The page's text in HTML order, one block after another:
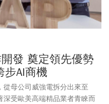
發 奠定領先優勢
步AI商機
母公司威強電拆分出來至
深受歐美高端精品業者青睞而